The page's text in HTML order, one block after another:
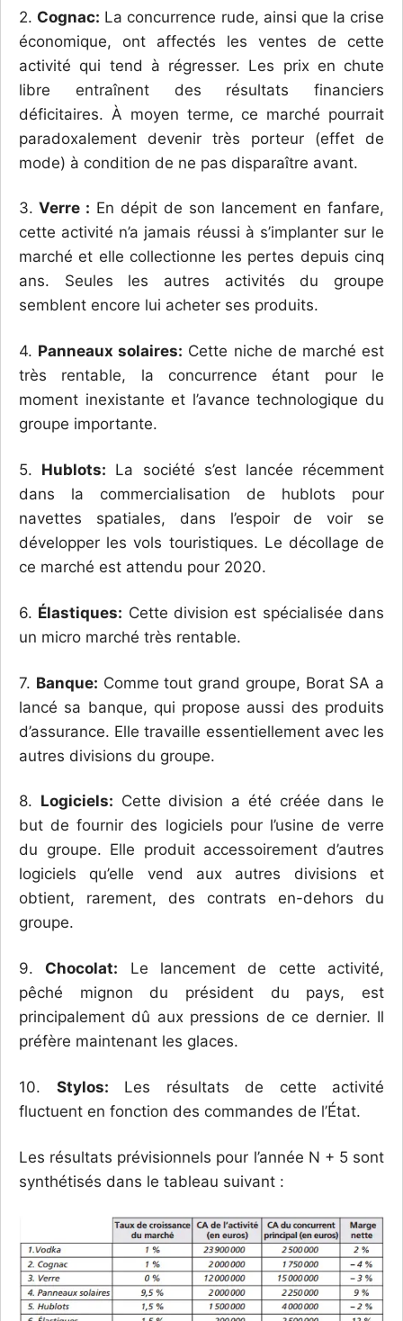
2. Cognac: La concurrence rude, ainsi que la crise
économique, ont affectés les ventes de cette
activité qui tend à régresser. Les prix en chute
libre entraînent des résultats financiers
déficitaires. À moyen terme, ce marché pourrait
paradoxalement devenir très porteur (effet de
mode) à condition de ne pas disparaître avant.
3. Verre : En dépit de son lancement en fanfare,
cette activité n’a jamais réussi à s’implanter sur le
marché et elle collectionne les pertes depuis cinq
ans. Seules les autres activités du groupe
semblent encore lui acheter ses produits.
4. Panneaux solaires: Cette niche de marché est
très rentable, la concurrence étant pour le
moment inexistante et l’avance technologique du
groupe importante.
5. Hublots: La société s’est lancée récemment
dans la commercialisation de hublots pour
navettes spatiales, dans l’espoir de voir se
développer les vols touristiques. Le décollage de
ce marché est attendu pour 2020.
6. Élastiques: Cette division est spécialisée dans
un micro marché très rentable.
7. Banque: Comme tout grand groupe, Borat SA a
lancé sa banque, qui propose aussi des produits
d’assurance. Elle travaille essentiellement avec les
autres divisions du groupe.
8. Logiciels: Cette division a été créée dans le
but de fournir des logiciels pour l’usine de verre
du groupe. Elle produit accessoirement d’autres
logiciels qu’elle vend aux autres divisions et
obtient, rarement, des contrats en-dehors du
groupe.
9. Chocolat: Le lancement de cette activité,
pêché mignon du président du pays, est
principalement dû aux pressions de ce dernier. Il
préfère maintenant les glaces.
10. Stylos: Les résultats de cette activité
fluctuent en fonction des commandes de l’État.
Les résultats prévisionnels pour l’année N + 5 sont
synthétisés dans le tableau suivant :